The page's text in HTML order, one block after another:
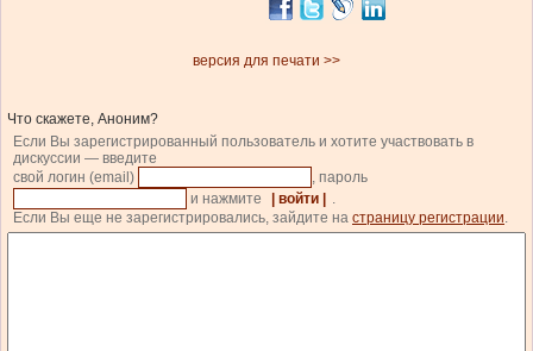
версия для печати >>
Что скажете, Аноним?
Если Вы зарегистрированный пользователь и хотите участвовать в
дискуссии — введите
свой логин (email)
, пароль
и нажмите
| войти |
.
Если Вы еще не зарегистрировались, зайдите на страницу регистрации.